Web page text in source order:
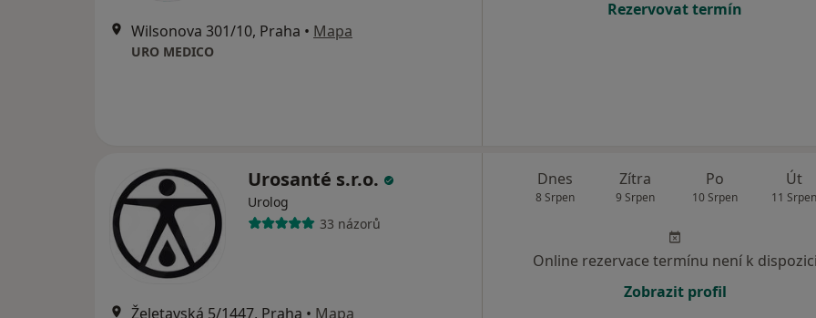
Wilsonova 301/10, Praha • Mapa
URO MEDICO
Rezervovat termín
Urosanté s.r.o.
Urolog
33 názorů
Želetavská 5/1447, Praha • Mapa
Dnes
8 Srpen
Zítra
9 Srpen
Po
10 Srpen
Út
11 Srpen
Online rezervace termínu není k dispozici
Zobrazit profil